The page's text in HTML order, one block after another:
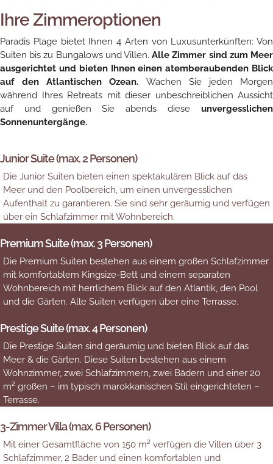
Ihre Zimmeroptionen
Paradis Plage bietet Ihnen 4 Arten von Luxusunterkünften: Von
Suiten bis zu Bungalows und Villen. Alle Zimmer sind zum Meer
ausgerichtet und bieten Ihnen einen atemberaubenden Blick
auf den Atlantischen Ozean. Wachen Sie jeden Morgen
während Ihres Retreats mit dieser unbeschreiblichen Aussicht
auf und genießen Sie abends diese unvergesslichen
Sonnenuntergänge.
Junior Suite (max. 2 Personen)
Die Junior Suiten bieten einen spektakulären Blick auf das
Meer und den Poolbereich, um einen unvergesslichen
Aufenthalt zu garantieren. Sie sind sehr geräumig und verfügen
über ein Schlafzimmer mit Wohnbereich.
Premium Suite (max. 3 Personen)
Die Premium Suiten bestehen aus einem großen Schlafzimmer
mit komfortablem Kingsize-Bett und einem separaten
Wohnbereich mit herrlichem Blick auf den Atlantik, den Pool
und die Gärten. Alle Suiten verfügen über eine Terrasse.
Prestige Suite (max. 4 Personen)
Die Prestige Suiten sind geräumig und bieten Blick auf das
Meer & die Gärten. Diese Suiten bestehen aus einem
Wohnzimmer, zwei Schlafzimmern, zwei Bädern und einer 20
m² großen – im typisch marokkanischen Stil eingerichteten –
Terrasse.
3-Zimmer Villa (max. 6 Personen)
Mit einer Gesamtfläche von 150 m² verfügen die Villen über 3
Schlafzimmer, 2 Bäder und einen komfortablen und